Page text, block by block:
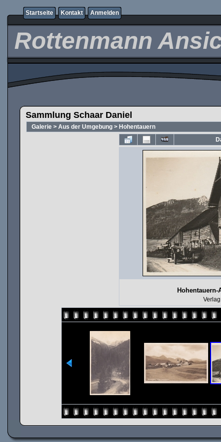
Startseite Kontakt Anmelden
Rottenmann
Sammlung Schaar Daniel
Galerie > Aus der Umgebung > Hohentauern